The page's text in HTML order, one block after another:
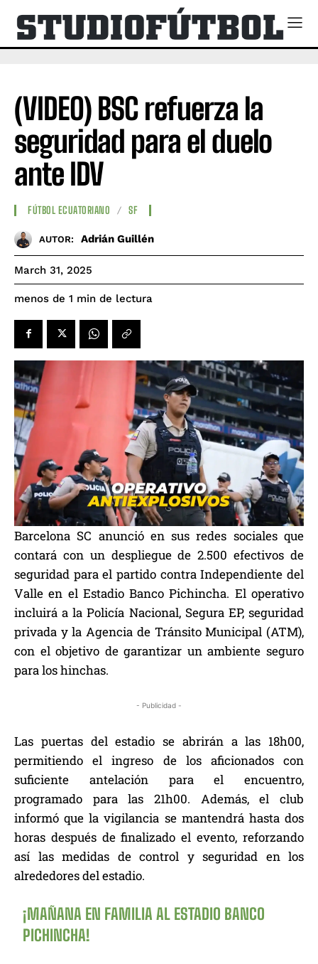
(VIDEO) BSC refuerza la
seguridad para el duelo
ante IDV
FÚTBOL ECUATORIANO SF
AUTOR: Adrián Guillén
March 31, 2025
menos de 1 min de lectura
Barcelona SC anunció en sus redes sociales que
contará con un despliegue de 2.500 efectivos de
seguridad para el partido contra Independiente del
Valle en el Estadio Banco Pichincha. El operativo
incluirá a la Policía Nacional, Segura EP, seguridad
privada y la Agencia de Tránsito Municipal (ATM),
con el objetivo de garantizar un ambiente seguro
para los hinchas.
- Publicidad -
Las puertas del estadio se abrirán a las 18h00,
permitiendo el ingreso de los aficionados con
suficiente antelación para el encuentro,
programado para las 21h00. Además, el club
informó que la vigilancia se mantendrá hasta dos
horas después de finalizado el evento, reforzando
así las medidas de control y seguridad en los
alrededores del estadio.
¡MAÑANA EN FAMILIA AL ESTADIO BANCO
PICHINCHA!